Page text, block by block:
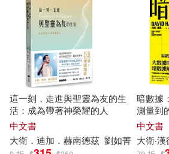
（英）查爾斯·狄更斯(57)
S-cute(56)
中國地圖出版社(56)
安祖緹(56) 志鳥村(56)
江西教育出版社(462)
譯林出版社(460)
親子天下(457)
北方婦女兒童出版社(455)
這一刻，走進與聖靈為友的生
活：成為帶著神榮耀的人
中文書
大衛 ．迪加．赫南德茲 劉如菁
暗數據
測量到
中文書
大衛‧